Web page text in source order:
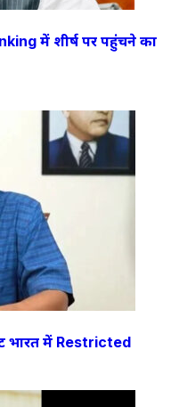
में शीर्ष पर पहुंचने का
भारत में Restricted